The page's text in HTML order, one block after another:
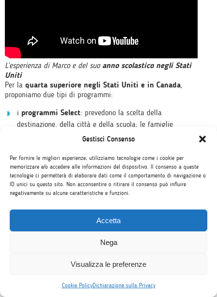
Gestisci Consenso
Per fornire le migliori esperienze, utilizziamo tecnologie come i cookie per
memorizzare e/o accedere alle informazioni del dispositivo. Il consenso a queste
tecnologie ci permetterà di elaborare dati come il comportamento di navigazione o
ID unici su questo sito. Non acconsentire o ritirare il consenso può influire
negativamente su alcune caratteristiche e funzioni.
Accetta
Nega
Visualizza le preferenze
Cookie PolicyDichiarazione sulla Privacy
L’esperienza di Marco e del suo anno scolastico negli Stati
Uniti
Per la quarta superiore negli Stati Uniti e in Canada,
proponiamo due tipi di programmi:
i programmi Select: prevedono la scelta della
destinazione, della città e della scuola; le famiglie
ricevono un compenso per coprire le spese di vitto degli
da circa 8500€ per un semestre in Canada fino a 25.000€
e più di alcune scuole private americane di alto profilo
accademico;
iprogrammi Exchange: prevedono la scelta del paese di
ma anche in Germania, Inghilterra, Irlanda, Francia,
Spagna, Danimarca e Olanda); le famiglie sono volontarie
e il costo è inferiore: si parte dai 4500€ per i periodi più
L’esperienza di un anno scolastico all’estero
in Irlanda, a un passo dall’Italia